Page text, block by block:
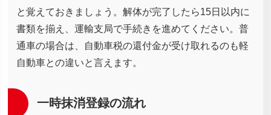
と覚えておきましょう。解体が完了したら15日以内に
書類を揃え、運輸支局で手続きを進めてください。普
通車の場合は、自動車税の還付金が受け取れるのも軽
自動車との違いと言えます。
一時抹消登録の流れ